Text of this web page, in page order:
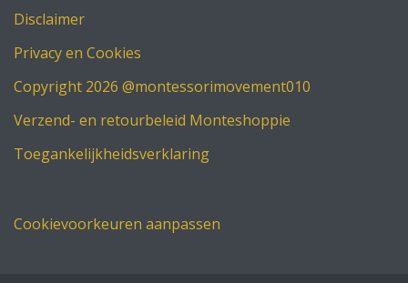
Disclaimer
Privacy en Cookies
Copyright 2026 @montessorimovement010
Verzend- en retourbeleid Monteshoppie
Toegankelijkheidsverklaring
Cookievoorkeuren aanpassen